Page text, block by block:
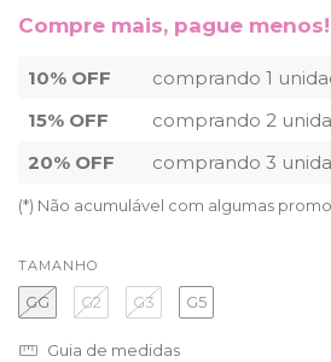
Compre mais, pague menos!
10% OFF
comprando 1
15% OFF
comprando 2
20% OFF
comprando 3
(*) Não acumulável com algumas
TAMANHO
GG G2 G3 G5
Guia de medidas